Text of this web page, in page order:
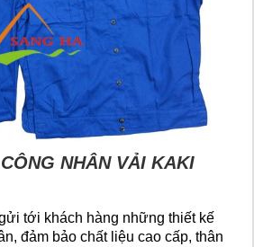
NHÂN VẢI KAKI
tới khách hàng những thiết kế
đảm bảo chất liệu cao cấp, thân